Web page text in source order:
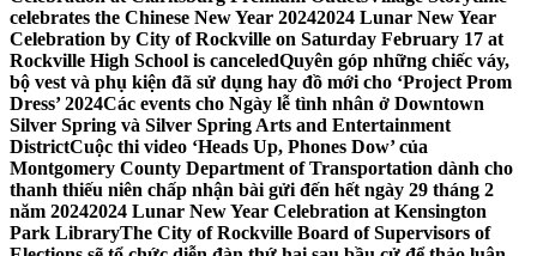
celebrates the Chinese New Year 20242024 Lunar New Year
Celebration by City of Rockville on Saturday February 17 at
Rockville High School is canceledQuyên góp những chiếc váy,
bộ vest và phụ kiện đã sử dụng hay đồ mới cho ‘Project Prom
Dress’ 2024Các events cho Ngày lễ tình nhân ở Downtown
Silver Spring và Silver Spring Arts and Entertainment
DistrictCuộc thi video ‘Heads Up, Phones Dow’ của
Montgomery County Department of Transportation dành cho
thanh thiếu niên chấp nhận bài gửi đến hết ngày 29 tháng 2
năm 20242024 Lunar New Year Celebration at Kensington
Park LibraryThe City of Rockville Board of Supervisors of